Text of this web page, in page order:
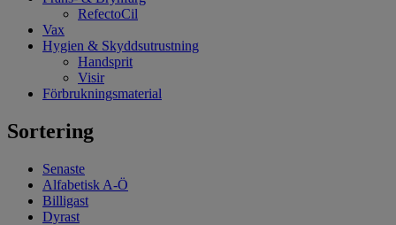
RefectoCil
Vax
Hygien & Skyddsutrustning
Handsprit
Visir
Förbrukningsmaterial
Sortering
Senaste
Alfabetisk A-Ö
Billigast
Dyrast